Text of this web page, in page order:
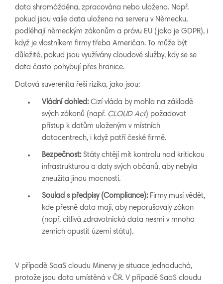
data shromážděna, zpracována nebo uložena. Např.
pokud jsou vaše data uložena na serveru v Německu,
podléhají německým zákonům a právu EU (jako je GDPR), i
když je vlastníkem firmy třeba Američan. To může být
důležité, pokud jsou využívány cloudové služby, kdy se se
data často pohybují přes hranice.
Datová suverenita řeší rizika, jako jsou:
Vládní dohled:Cizí vláda by mohla na základě
svých zákonů (např. CLOUD Act) požadovat
přístup k datům uloženým v místních
datacentrech, i když patří české firmě.
Bezpečnost:Státy chtějí mít kontrolu nad kritickou
infrastrukturou a daty svých občanů, aby nebyla
zneužita jinou mocností.
Soulad s předpisy (Compliance):Firmy musí vědět,
kde přesně data mají, aby neporušovaly zákon
(např. citlivá zdravotnická data nesmí v mnoha
zemích opustit území státu).
V případě SaaS cloudu Minervy je situace jednoduchá,
protože jsou data umístěná v ČR. V případě SaaS cloudu